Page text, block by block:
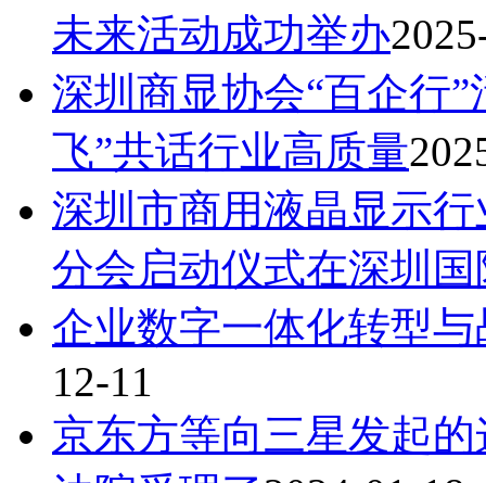
未来活动成功举办
深圳商显协会“百企行
飞”共话行业高质量
深圳市商用液晶显示
分会启动仪式在深圳国
企业数字一体化转型
12-11
京东方等向三星发起